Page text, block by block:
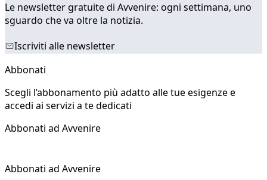
Le newsletter gratuite di Avvenire: ogni settimana, uno
sguardo che va oltre la notizia.
Iscriviti alle newsletter
Abbonati
Scegli l’abbonamento più adatto alle tue esigenze e
accedi ai servizi a te dedicati
Abbonati ad Avvenire
Abbonati ad Avvenire